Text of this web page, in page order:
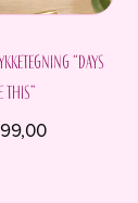
“Days
this”